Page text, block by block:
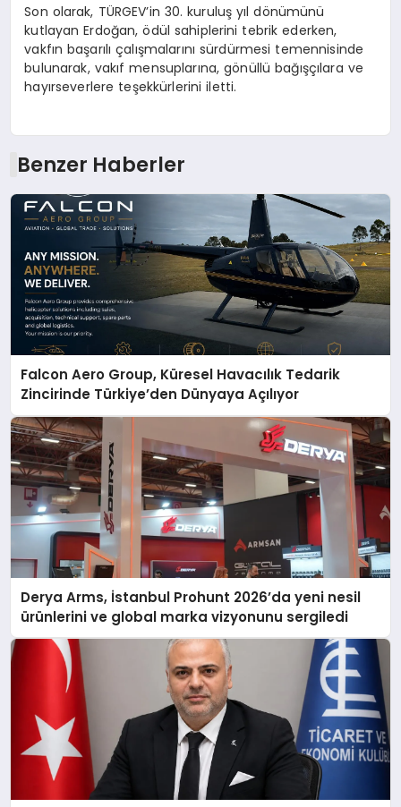
Son olarak, TÜRGEV’in 30. kuruluş yıl dönümünü
kutlayan Erdoğan, ödül sahiplerini tebrik ederken,
vakfın başarılı çalışmalarını sürdürmesi temennisinde
bulunarak, vakıf mensuplarına, gönüllü bağışçılara ve
hayırseverlere teşekkürlerini iletti.
Benzer Haberler
Falcon Aero Group, Küresel Havacılık Tedarik
Zincirinde Türkiye’den Dünyaya Açılıyor
Derya Arms, İstanbul Prohunt 2026’da yeni nesil
ürünlerini ve global marka vizyonunu sergiledi